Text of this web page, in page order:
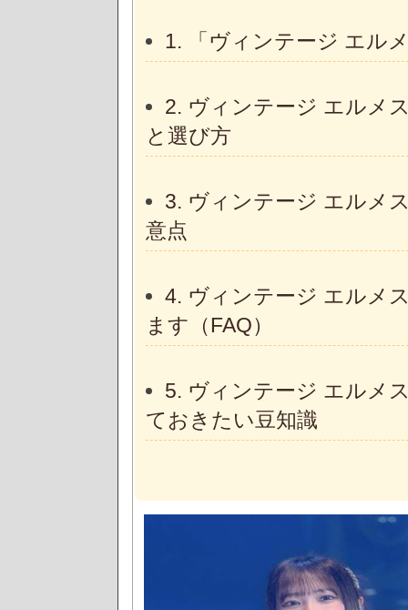
1. 「ヴィンテージ エル
2. ヴィンテージ エルメ
と選び方
3. ヴィンテージ エルメ
意点
4. ヴィンテージ エルメ
ます（FAQ）
5. ヴィンテージ エルメ
ておきたい豆知識